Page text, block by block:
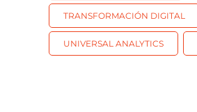
TRANSFORMACIÓN DIGITAL
UNIVERSAL ANALYTICS